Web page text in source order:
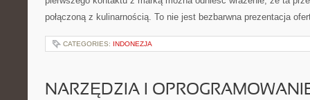
połączoną z kulinarnością. To nie jest bezbarwna prezentacja
CATEGORIES: INDONEZJA
NARZĘDZIA I